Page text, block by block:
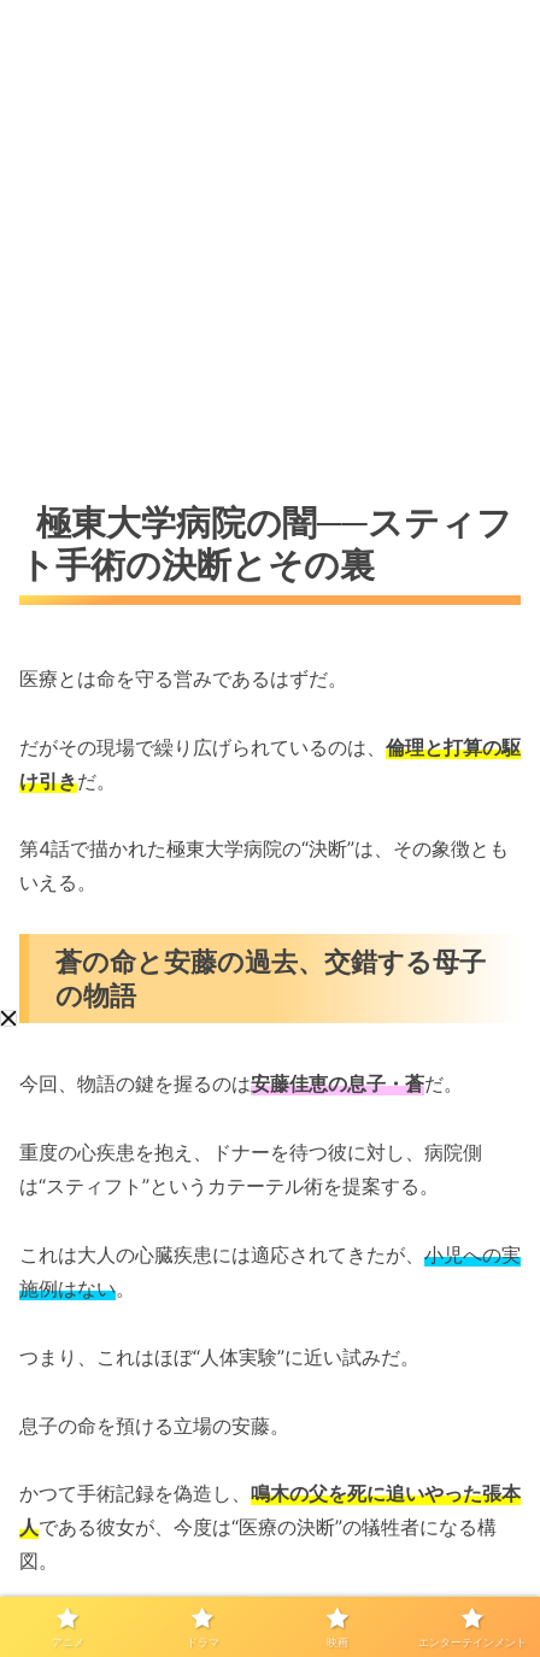
極東大学病院の闇──スティフ
ト手術の決断とその裏
医療とは命を守る営みであるはずだ。
だがその現場で繰り広げられているのは、 倫理と打算の駆
け引きだ。
第4話で描かれた極東大学病院の“決断”は、その象徴とも
いえる。
蒼の命と安藤の過去、交錯する母子
の物語
今回、物語の鍵を握るのは安藤佳恵の息子・蒼だ。
重度の心疾患を抱え、ドナーを待つ彼に対し、病院側
は“スティフト”というカテーテル術を提案する。
これは大人の心臓疾患には適応されてきたが、 小児への実
施例はない。
つまり、これはほぼ“人体実験”に近い試みだ。
息子の命を預ける立場の安藤。
かつて手術記録を偽造し、 鳴木の父を死に追いやった張本
人である彼女が、今度は“医療の決断”の犠牲者になる構
図。
皮肉では済まされない。
アニメ ドラマ 映画 エンターテインメント